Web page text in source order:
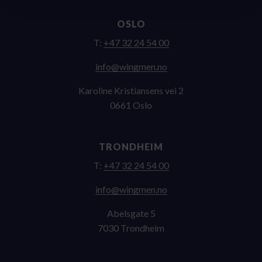
OSLO
T: +47 32 24 54 00
on.nemgniw@ofni
Karoline Kristiansens vei 2
0661 Oslo
TRONDHEIM
T: +47 32 24 54 00
on.nemgniw@ofni
Abelsgate 5
7030 Trondheim